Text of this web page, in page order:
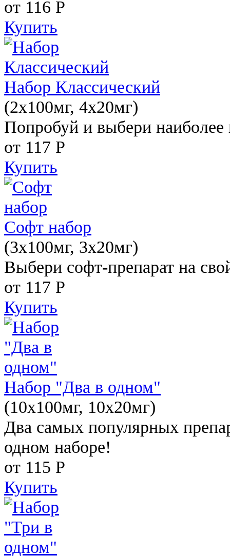
от 116 Р
Купить
Набор Классический
(2x100мг, 4x20мг)
Попробуй и выбери наиболее
от 117 Р
Купить
Софт набор
(3x100мг, 3x20мг)
Выбери софт-препарат на
от 117 Р
Купить
Набор "Два в одном"
(10x100мг, 10x20мг)
Два самых популярных
одном наборе!
от 115 Р
Купить